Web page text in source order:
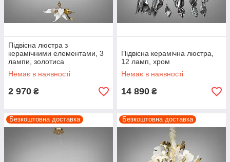
Підвісна люстра з
керамічними елементами, 3
лампи, золотиса
Немає в наявності
2 970 ₴
Підвісна керамічна люстра,
12 ламп, хром
Немає в наявності
14 890 ₴
Безкоштовна доставка Безкоштовна доставка